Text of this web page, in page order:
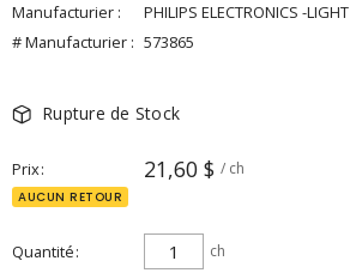
Manufacturier :
PHILIPS ELECTRONICS -LIGHT
# Manufacturier : 573865
Rupture de Stock
Prix 21,60 $ / ch
AUCUN RETOUR
Quantité ch